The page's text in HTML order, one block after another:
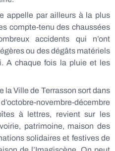
appelle par ailleurs à la plus
compte-tenu des chaussées
accidents qui n’ont
ou des dégâts matériels
A chaque fois la pluie et les
la Ville de Terrasson sort dans
novembre-décembre
à lettres, revient sur les
patrimoine, maison des
solidaires et festives de